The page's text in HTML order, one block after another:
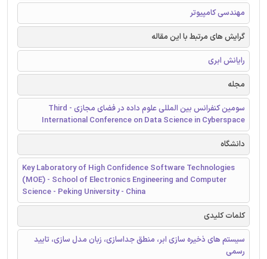
مهندسی کامپیوتر
گرایش های مرتبط با این مقاله
رایانش ابری
مجله
سومین کنفرانس بین المللی علوم داده در فضای مجازی - Third
International Conference on Data Science in Cyberspace
دانشگاه
Key Laboratory of High Confidence Software Technologies
(MOE) - School of Electronics Engineering and Computer
Science - Peking University - China
کلمات کلیدی
سیستم های ذخیره سازی ابر، منطق جداسازی، زبان مدل سازی، تایید
رسمی